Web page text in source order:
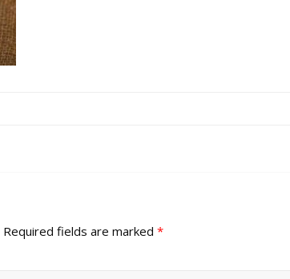
Required fields are marked *